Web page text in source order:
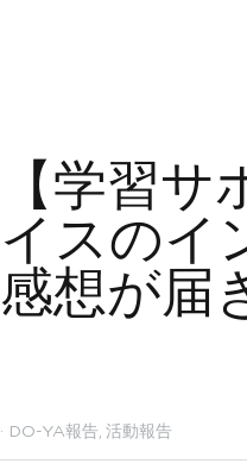
【学習
イスのイ
感想が届
2022年6月23日·DO-YA報告,